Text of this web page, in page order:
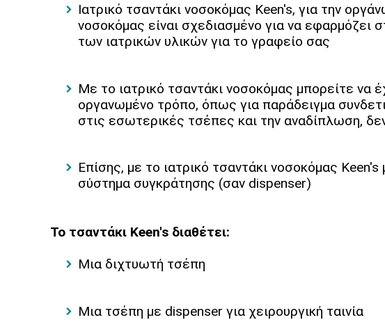
Ιατρικό τσαντάκι νοσοκόμας Keen's, για την
νοσοκόμας είναι σχεδιασμένο για να εφαρμόζει
των ιατρικών υλικών για το γραφείο σας
Με το ιατρικό τσαντάκι νοσοκόμας μπορείτε να
οργανωμένο τρόπο, όπως για παράδειγμα
στις εσωτερικές τσέπες και την αναδίπλωση,
Επίσης, με το ιατρικό τσαντάκι νοσοκόμας
σύστημα συγκράτησης (σαν dispenser)
Το τσαντάκι Keen's διαθέτει:
Μια διχτυωτή τσέπη
Μια τσέπη με dispenser για χειρουργική ταινία